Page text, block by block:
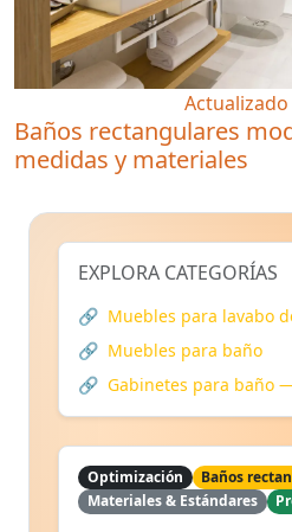
Baños rectangulares
medidas y materiales
EXPLORA CATEGORÍAS
🔗 Muebles para lavabo
🔗 Muebles para baño
🔗 Gabinetes para baño
Optimización
Baños
Materiales & Estándares